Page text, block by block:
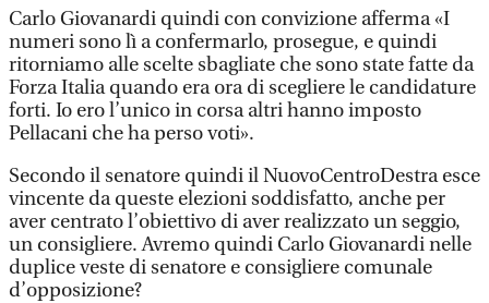
Carlo Giovanardi quindi con convizione afferma «I
numeri sono lì a confermarlo, prosegue, e quindi
ritorniamo alle scelte sbagliate che sono state fatte da
Forza Italia quando era ora di scegliere le candidature
forti. Io ero l’unico in corsa altri hanno imposto
Pellacani che ha perso voti».
Secondo il senatore quindi il NuovoCentroDestra esce
vincente da queste elezioni soddisfatto, anche per
aver centrato l’obiettivo di aver realizzato un seggio,
un consigliere. Avremo quindi Carlo Giovanardi nelle
duplice veste di senatore e consigliere comunale
d’opposizione?